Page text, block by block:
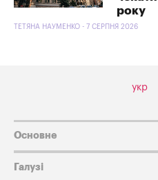
року
ТЕТЯНА НАУМЕНКО - 7 СЕРПНЯ 2026
укр
Основне
Галузі